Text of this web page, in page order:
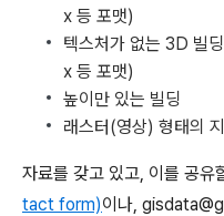
x 등 포맷)
텍스처가 없는 3D 빌
x 등 포맷)
높이만 있는 빌딩
래스터(영상) 형태의
자료를 갖고 있고, 이를 공유
tact form)이나,